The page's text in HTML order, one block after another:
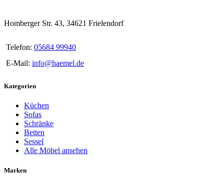
Homberger Str. 43, 34621 Frielendorf
Telefon: 05684 99940
E-Mail: info@haemel.de
Kategorien
Küchen
Sofas
Schränke
Betten
Sessel
Alle Möbel ansehen
Marken